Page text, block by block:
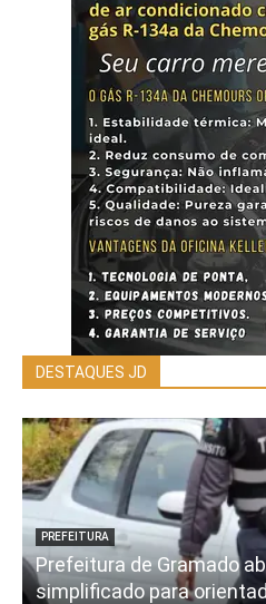
DESTAQUES JD
PREFEITURA
Prefeitura de Gramado
simplificado para